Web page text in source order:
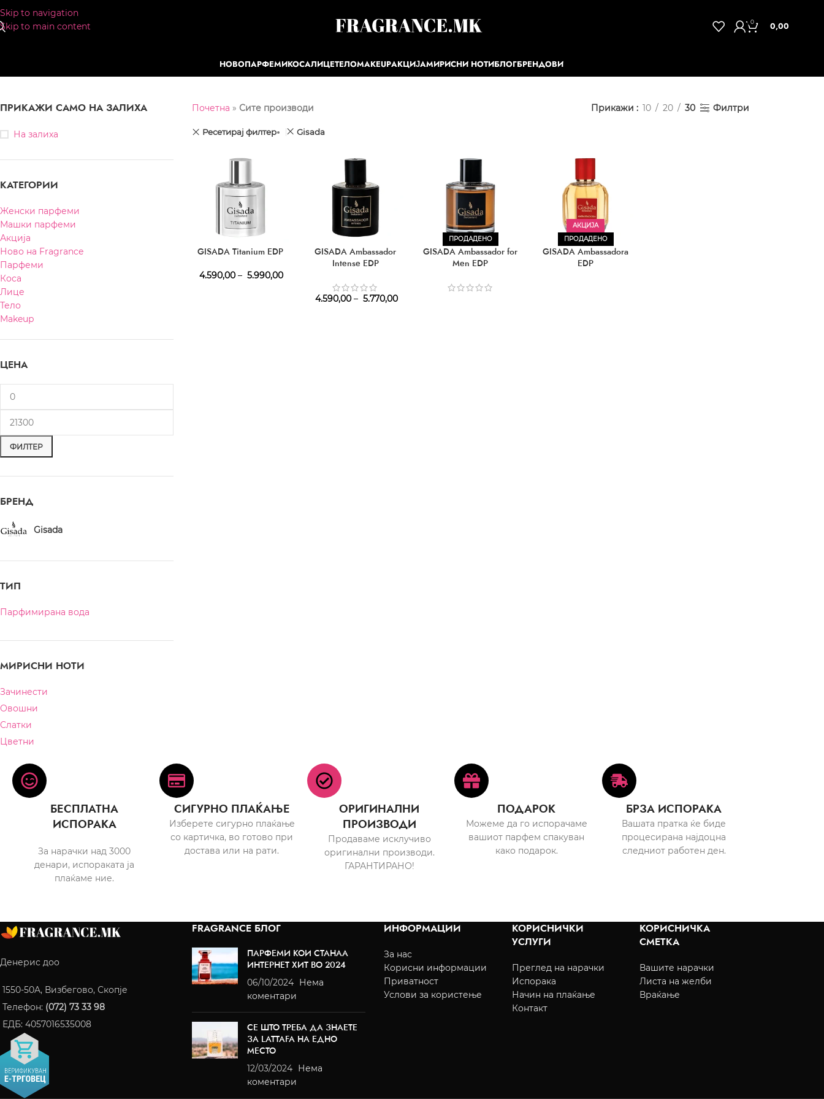
Skip to navigation
Skip to main content
0 0,00
НОВОПАРФЕМИКОСАЛИЦЕТЕЛОMAKEUPАКЦИЈАМИРИСНИ НОТИБЛОГБРЕНДОВИ
ПРИКАЖИ САМО НА ЗАЛИХА
На залиха
КАТЕГОРИИ
Женски парфеми
Машки парфеми
Акција
Ново на Fragrance
Парфеми
Коса
Лице
Тело
Makeup
ЦЕНА
ФИЛТЕР
БРЕНД
Gisada
ТИП
Парфимирана вода
МИРИСНИ НОТИ
Зачинести
Овошни
Слатки
Цветни
Почетна » Сите производи Прикажи 10 20 30 Филтри
Ресетирај филтер Gisada
GISADA Titanium EDP
4.590,00 – 5.990,00
GISADA Ambassador
Intense EDP
4.590,00 – 5.770,00
ПРОДАДЕНО
GISADA Ambassador for
Men EDP
АКЦИЈА
ПРОДАДЕНО
GISADA Ambassadora
EDP
БЕСПЛАТНА
ИСПОРАКА
За нарачки над 3000
денари, испораката ја
плаќаме ние.
СИГУРНО ПЛАЌАЊЕ
Изберете сигурно плаќање
со картичка, во готово при
достава или на рати.
ОРИГИНАЛНИ
ПРОИЗВОДИ
Продаваме исклучиво
оригинални производи.
ГАРАНТИРАНО!
ПОДАРОК
Можеме да го испорачаме
вашиот парфем спакуван
како подарок.
БРЗА ИСПОРАКА
Вашата пратка ќе биде
процесирана најдоцна
следниот работен ден.
Денерис доо
1550-50A, Визбегово, Скопје
Телефон: (072) 73 33 98
ЕДБ: 4057016535008
FRAGRANCE БЛОГ
ПАРФЕМИ КОИ СТАНАА
ИНТЕРНЕТ ХИТ ВО 2024
06/10/2024 Нема
коментари
СЕ ШТО ТРЕБА ДА ЗНАЕТЕ
ЗА LATTAFA НА ЕДНО
МЕСТО
12/03/2024 Нема
коментари
ИНФОРМАЦИИ
За нас
Корисни информации
Приватност
Услови за користење
КОРИСНИЧКИ
УСЛУГИ
Преглед на нарачки
Испорака
Начин на плаќање
Контакт
КОРИСНИЧКА
СМЕТКА
Вашите нарачки
Листа на желби
Враќање